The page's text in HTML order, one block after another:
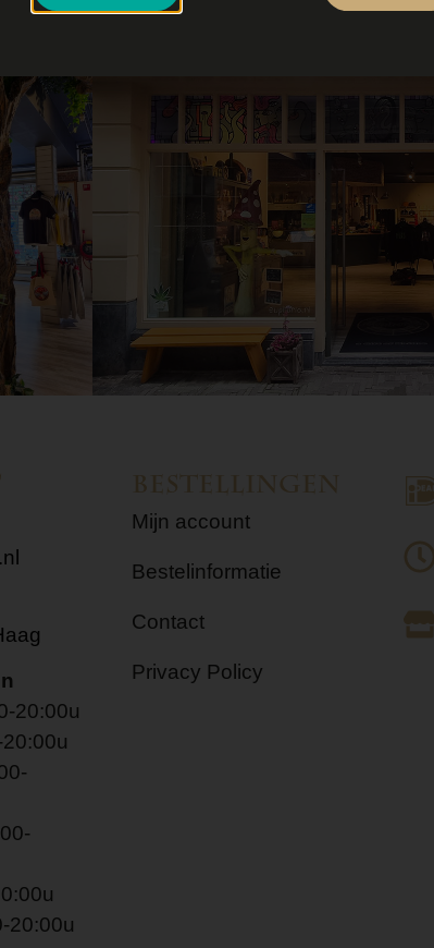
20:00u
20:00u
Bestellingen
Mijn account
Bestelinformatie
Contact
Privacy Policy